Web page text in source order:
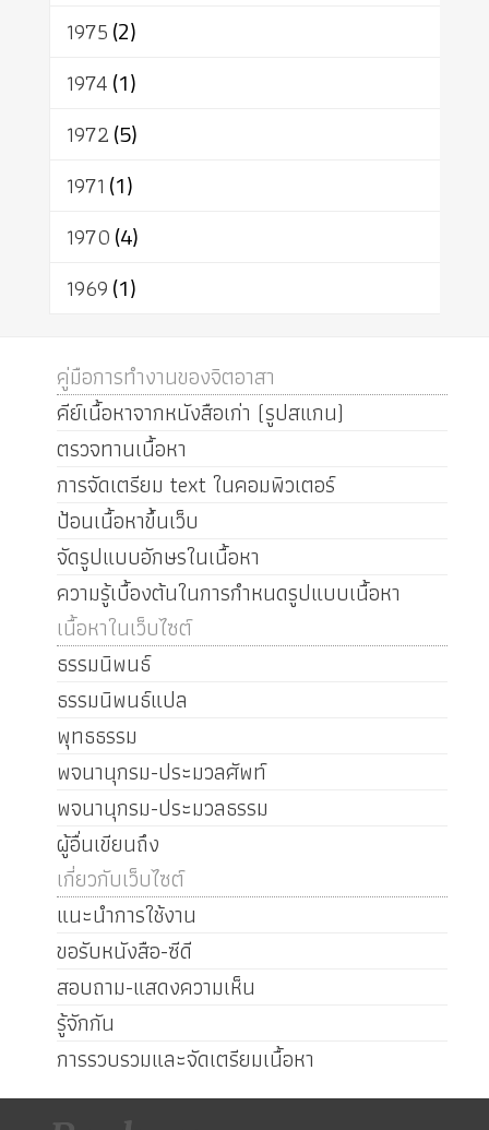
1975(2)
1974(1)
1972(5)
1971 (1)
1970(4)
1969(1)
คู่มือการทำงานของจิตอาสา
คีย์เนื้อหาจากหนังสือเก่า (รูปสแกน)
ตรวจทานเนื้อหา
การจัดเตรียม text ในคอมพิวเตอร์
ป้อนเนื้อหาขึ้นเว็บ
จัดรูปแบบอักษรในเนื้อหา
ความรู้เบื้องต้นในการกำหนดรูปแบบเนื้อหา
เนื้อหาในเว็บไซต์
ธรรมนิพนธ์
ธรรมนิพนธ์แปล
พุทธธรรม
พจนานุกรม-ประมวลศัพท์
พจนานุกรม-ประมวลธรรม
ผู้อื่นเขียนถึง
เกี่ยวกับเว็บไซต์
แนะนำการใช้งาน
ขอรับหนังสือ-ซีดี
สอบถาม-แสดงความเห็น
รู้จักกัน
การรวบรวมและจัดเตรียมเนื้อหา